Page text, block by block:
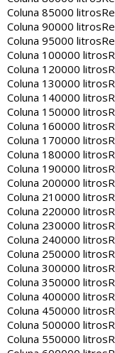
Coluna 85000 litros
Coluna 90000 litros
Coluna 95000 litros
Coluna 100000 litros
Coluna 120000 litros
Coluna 130000 litros
Coluna 140000 litros
Coluna 150000 litros
Coluna 160000 litros
Coluna 170000 litros
Coluna 180000 litros
Coluna 190000 litros
Coluna 200000 litros
Coluna 210000 litros
Coluna 220000 litros
Coluna 230000 litros
Coluna 240000 litros
Coluna 250000 litros
Coluna 300000 litros
Coluna 350000 litros
Coluna 400000 litros
Coluna 450000 litros
Coluna 500000 litros
Coluna 550000 litros